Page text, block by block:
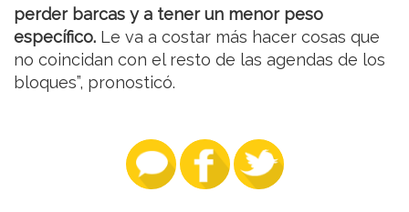
perder barcas y a tener un menor peso
específico. Le va a costar más hacer cosas que
no coincidan con el resto de las agendas de los
bloques”, pronosticó.